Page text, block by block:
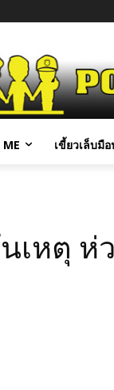
ME เขี้ยวเล็บมื
เหตุ ห่